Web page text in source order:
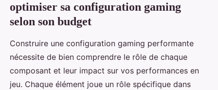
optimiser sa configuration gaming
selon son budget
Construire une configuration gaming performante
nécessite de bien comprendre le rôle de chaque
composant et leur impact sur vos performances en
jeu. Chaque élément joue un rôle spécifique dans